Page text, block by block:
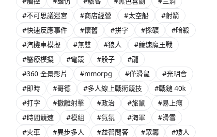
#不可思議迷宮
#商店經營 #太空船
#射箭
#快速反應事件
#懷舊 #拼字 #採礦
#暗殺
#汽機車模擬
#無雙 #狼人
#競速魔王戰
#醫療模擬
#電競 #骰子
#龍
#360 全景影片
#mmorpg #僅滑鼠
#光明會
#即時
#哥德 #多人線上戰術競技
#戰鎚 40k
#打字
#撤離射擊 #政治 #旅鼠
#易上癮
#時間競速
#模組 #氣氛 #海軍
#滑雪
#火車
#異步多人 #益智問答 #眾籌
#矮人